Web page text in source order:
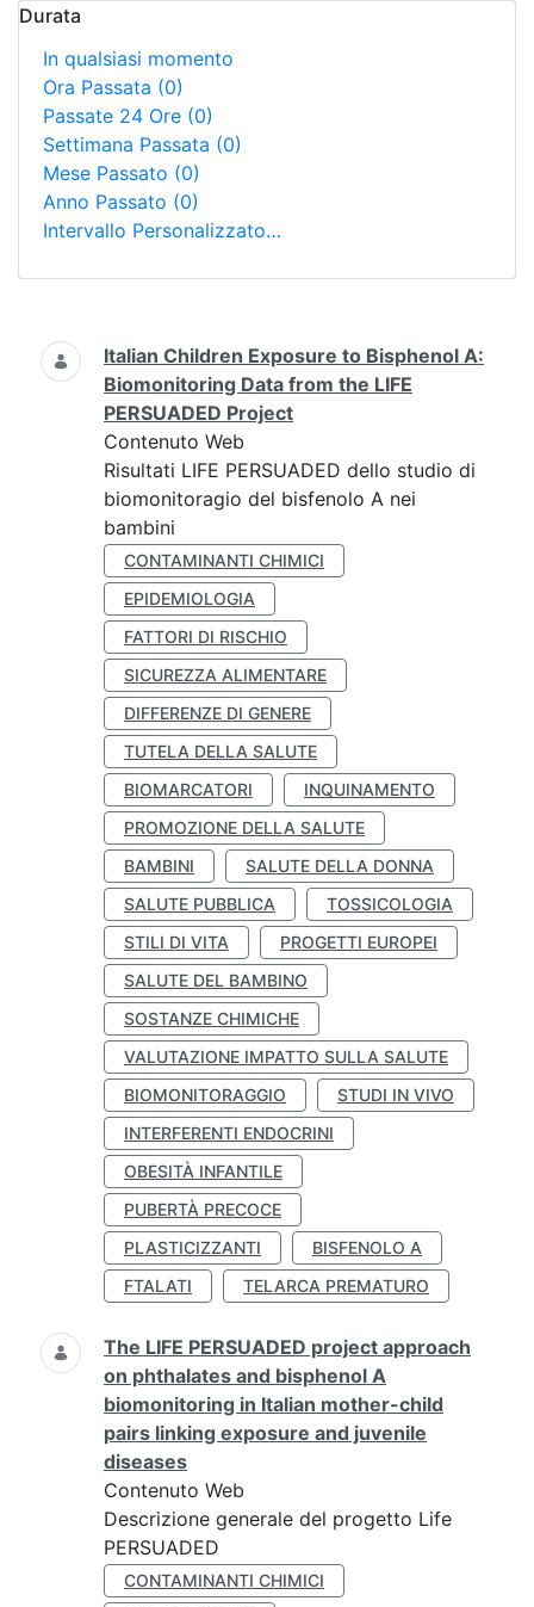
Durata
In qualsiasi momento
Ora Passata (0)
Passate 24 Ore (0)
Settimana Passata (0)
Mese Passato (0)
Anno Passato (0)
Intervallo Personalizzato…
Ricerca
Italian Children Exposure to Bisphenol A:
Biomonitoring Data from the LIFE
PERSUADED Project
Contenuto Web
Risultati LIFE PERSUADED dello studio di
biomonitoragio del bisfenolo A nei
bambini
CONTAMINANTI CHIMICI
EPIDEMIOLOGIA
FATTORI DI RISCHIO
SICUREZZA ALIMENTARE
DIFFERENZE DI GENERE
TUTELA DELLA SALUTE
BIOMARCATORI
INQUINAMENTO
PROMOZIONE DELLA SALUTE
BAMBINI
SALUTE DELLA DONNA
SALUTE PUBBLICA
TOSSICOLOGIA
STILI DI VITA
PROGETTI EUROPEI
SALUTE DEL BAMBINO
SOSTANZE CHIMICHE
VALUTAZIONE IMPATTO SULLA SALUTE
BIOMONITORAGGIO
STUDI IN VIVO
INTERFERENTI ENDOCRINI
OBESITÀ INFANTILE
PUBERTÀ PRECOCE
PLASTICIZZANTI
BISFENOLO A
FTALATI
TELARCA PREMATURO
The LIFE PERSUADED project approach
on phthalates and bisphenol A
biomonitoring in Italian mother-child
pairs linking exposure and juvenile
diseases
Contenuto Web
Descrizione generale del progetto Life
PERSUADED
CONTAMINANTI CHIMICI